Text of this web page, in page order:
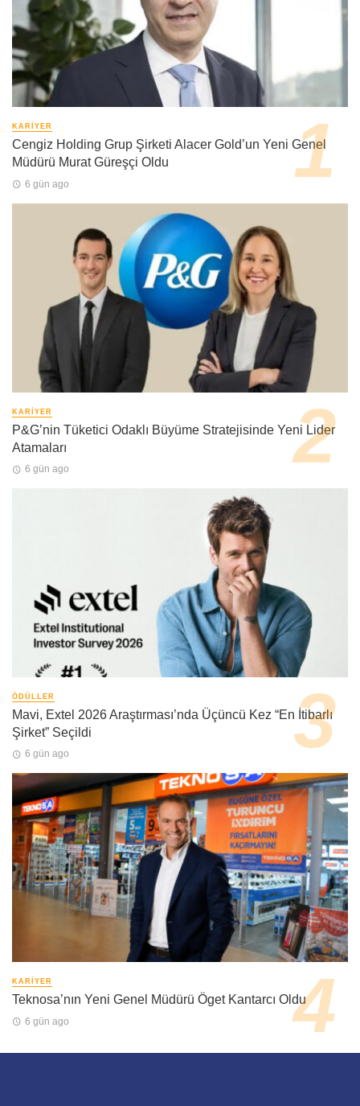
KARIYER
Cengiz Holding Grup Şirketi Alacer Gold’un Yeni Genel
Müdürü Murat Güreşçi Oldu
6 gün ago
KARIYER
P&G’nin Tüketici Odaklı Büyüme Stratejisinde Yeni Lider
Atamaları
6 gün ago
ÖDÜLLER
Mavi, Extel 2026 Araştırması’nda Üçüncü Kez “En İtibarlı
Şirket” Seçildi
6 gün ago
KARIYER
Teknosa’nın Yeni Genel Müdürü Öget Kantarcı Oldu
6 gün ago